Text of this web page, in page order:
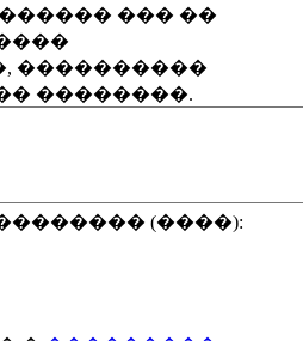
��� ��
����������
��������.
(����):